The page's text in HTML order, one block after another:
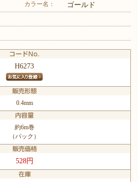
カラー名： ゴールド
H6273
0.4mm
約6m巻
（パック）
528円